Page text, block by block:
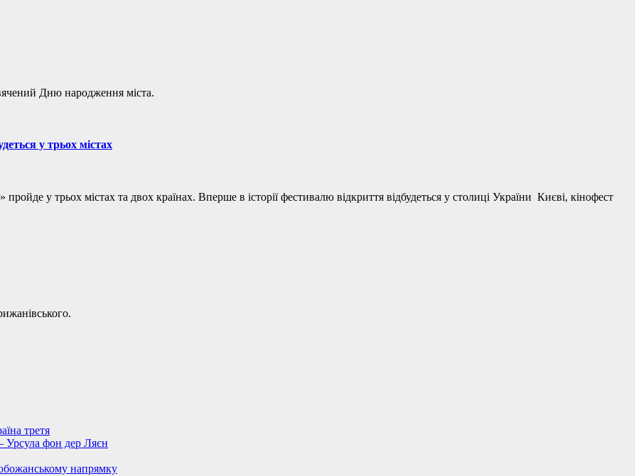
Дню народження міста.
у трьох містах
у трьох містах та двох країнах. Вперше в історії фестивалю відкриття відбудеться у столиці України Києві, кінофест
третя
Урсула фон дер Ляєн
напрямку